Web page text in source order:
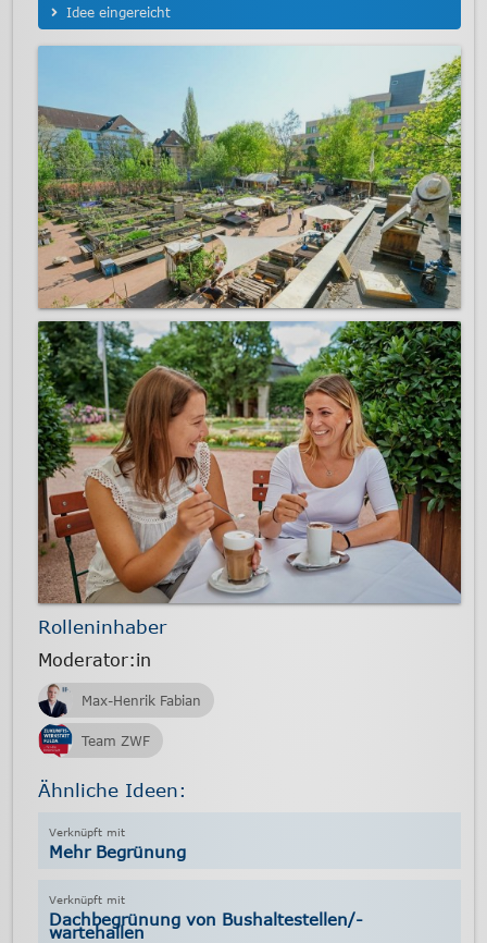
Idee eingereicht
Rolleninhaber
Moderator:in
Max-Henrik Fabian
Team ZWF
Ähnliche Ideen:
Mehr Begrünung
Dachbegrünung von Bushaltestellen/-
wartehallen